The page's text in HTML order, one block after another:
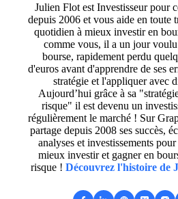
Julien Flot est Investisseur pour
depuis 2006 et vous aide en toute
quotidien à mieux investir en
comme vous, il a un jour
bourse, rapidement perdu
d'euros avant d'apprendre de ses
stratégie et l'appliquer avec
Aujourd’hui grâce à sa
risque" il est devenu un
régulièrement le marché ! Sur
partage depuis 2008 ses succès,
analyses et investissements
mieux investir et gagner en
risque ! Découvrez l'histoire de